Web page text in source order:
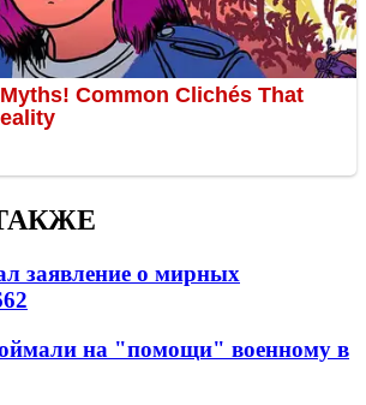
заявление о мирных
на "помощи" военному в